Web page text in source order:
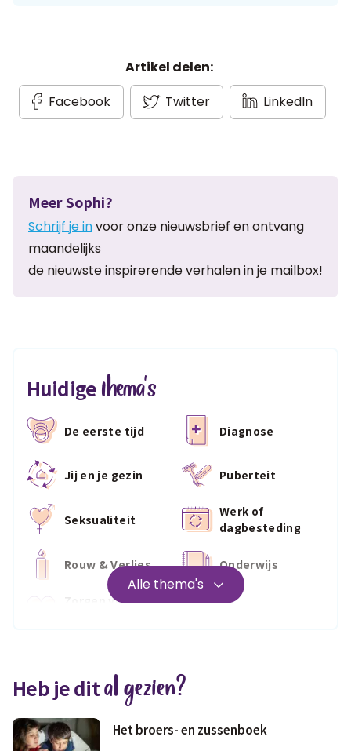
Artikel delen:
Facebook
Twitter LinkedIn
Meer Sophi?
Schrijf je invoor onze nieuwsbrief en ontvang
maandelijks
de nieuwste inspirerende verhalen in je mailbox!
Huidigethema's
De eerste tijd Diagnose
Jij en je gezin Puberteit
Seksualiteit
Werk of
dagbesteding
Rouw & Verlies Onderwijs
Zorgen voor
Wonen
Geld & wetten
Alle thema's
Heb je dital gezien?
Het broers- en zussenboek